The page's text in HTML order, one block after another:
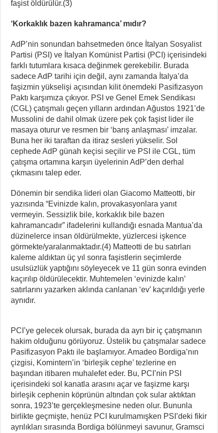
faşist öldürülür.(3)
‘Korkaklık bazen kahramanca’ mıdır?
AdP’nin sonundan bahsetmeden önce İtalyan Sosyalist
Partisi (PSI) ve İtalyan Komünist Partisi (PCI) içerisindeki
farklı tutumlara kısaca değinmek gerekebilir. Burada
sadece AdP tarihi için değil, aynı zamanda İtalya’da
faşizmin yükselişi açısından kilit önemdeki Pasifizasyon
Paktı karşımıza çıkıyor. PSI ve Genel Emek Sendikası
(CGL) çatışmalı geçen yılların ardından Ağustos 1921’de
Mussolini de dahil olmak üzere pek çok faşist lider ile
masaya oturur ve resmen bir ‘barış anlaşması’ imzalar.
Buna her iki taraftan da itiraz sesleri yükselir. Sol
cephede AdP günah keçisi seçilir ve PSI ile CGL, tüm
çatışma ortamına karşın üyelerinin AdP’den derhal
çıkmasını talep eder.
Dönemin bir sendika lideri olan Giacomo Matteotti, bir
yazısında “Evinizde kalın, provakasyonlara yanıt
vermeyin. Sessizlik bile, korkaklık bile bazen
kahramancadır” ifadelerini kullandığı esnada Mantua’da
düzinelerce insan öldürülmekte, yüzlercesi işkence
görmekte/yaralanmaktadır.(4) Matteotti de bu satırları
kaleme aldıktan üç yıl sonra faşistlerin seçimlerde
usulsüzlük yaptığını söyleyecek ve 11 gün sonra evinden
kaçırılıp öldürülecektir. Muhtemelen ‘evinizde kalın’
satırlarını yazarken aklında canlanan ‘ev’ kaçırıldığı yerle
aynıdır.
PCI’ye gelecek olursak, burada da ayrı bir iç çatışmanın
hakim olduğunu görüyoruz. Üstelik bu çatışmalar sadece
Pasifizasyon Paktı ile başlamıyor. Amadeo Bordiga’nın
çizgisi, Komintern’in ‘birleşik cephe’ tezlerine en
başından itibaren muhalefet eder. Bu, PCI’nin PSI
içerisindeki sol kanatla arasını açar ve faşizme karşı
birleşik cephenin köprünün altından çok sular aktıktan
sonra, 1923’te gerçekleşmesine neden olur. Bununla
birlikte geçmişte, henüz PCI kurulmamışken PSI’deki fikir
ayrılıkları sırasında Bordiga bölünmeyi savunur, Gramsci